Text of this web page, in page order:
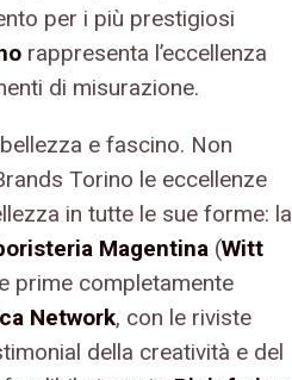
per i più prestigiosi
rappresenta l’eccellenza
di misurazione.
e fascino. Non
Torino le eccellenze
in tutte le sue forme: la
Magentina (Witt
prime completamente
Network, con le riviste
della creatività e del